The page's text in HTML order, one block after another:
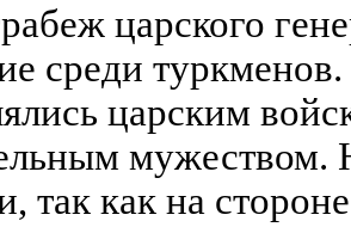
царского
среди
царским
мужеством.
так как на